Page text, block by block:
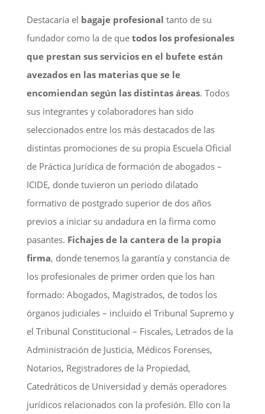
Destacaría el bagaje profesional tanto de su
fundador como la de que todos los profesionales
que prestan sus servicios en el bufete están
avezados en las materias que se le
encomiendan según las distintas áreas. Todos
sus integrantes y colaboradores han sido
seleccionados entre los más destacados de las
distintas promociones de su propia Escuela Oficial
de Práctica Jurídica de formación de abogados –
ICIDE, donde tuvieron un periodo dilatado
formativo de postgrado superior de dos años
previos a iniciar su andadura en la firma como
pasantes. Fichajes de la cantera de la propia
firma, donde tenemos la garantía y constancia de
los profesionales de primer orden que los han
formado: Abogados, Magistrados, de todos los
órganos judiciales – incluido el Tribunal Supremo y
el Tribunal Constitucional – Fiscales, Letrados de la
Administración de Justicia, Médicos Forenses,
Notarios, Registradores de la Propiedad,
Catedráticos de Universidad y demás operadores
jurídicos relacionados con la profesión. Ello con la